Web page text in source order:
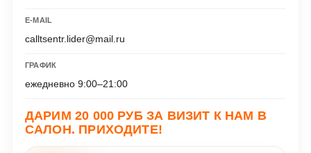
E-MAIL
calltsentr.lider@mail.ru
ГРАФИК
ежедневно 9:00–21:00
ДАРИМ 20 000 РУБ ЗА ВИЗИТ К НАМ В
САЛОН. ПРИХОДИТЕ!